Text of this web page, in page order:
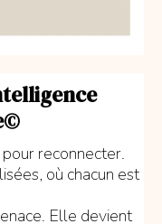
reconnecter.
où chacun est
Elle devient